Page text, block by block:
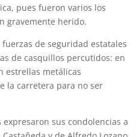
pues fueron varios los
gravemente herido.
de seguridad estatales
de casquillos percutidos: en
estrellas metálicas
la carretera para no ser
sus condolencias a